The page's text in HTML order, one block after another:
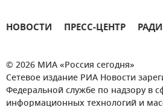
НОВОСТИ ПРЕСС-ЦЕНТР
© 2026 МИА «Россия сегодня»
Сетевое издание РИА Новости
Федеральной службе по надзору в
информационных технологий и